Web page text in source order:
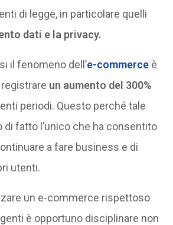
di legge, in particolare quelli
dati e la privacy.
il fenomeno dell’e-commerceè
un aumento del 300%
periodi. Questo perché tale
fatto l’unico che ha consentito
a fare business e di
utenti.
un e-commerce rispettoso
è opportuno disciplinare non